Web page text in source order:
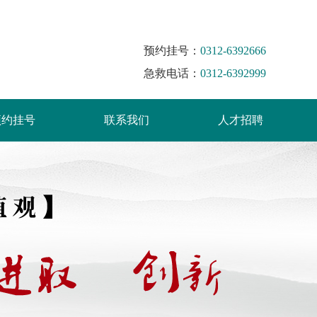
预约挂号： 0312-6392666
急救电话： 0312-6392999
挂号 联系我们 人才招聘